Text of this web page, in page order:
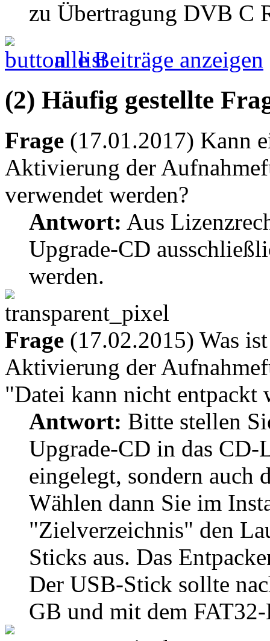
zu Übertragung DVB C
alle Beiträge anzeigen
(2) Häufig gestellte
Frage (17.01.2017) Kann
Aktivierung der
verwendet werden?
Antwort: Aus
Upgrade-CD
werden.
Frage (17.02.2015) Was
Aktivierung der
"Datei kann nicht entpackt
Antwort: Bitte stellen
Upgrade-CD in das CD-
eingelegt, sondern auch
Wählen dann Sie im
"Zielverzeichnis" den
Sticks aus. Das
Der USB-Stick sollte
GB und mit dem